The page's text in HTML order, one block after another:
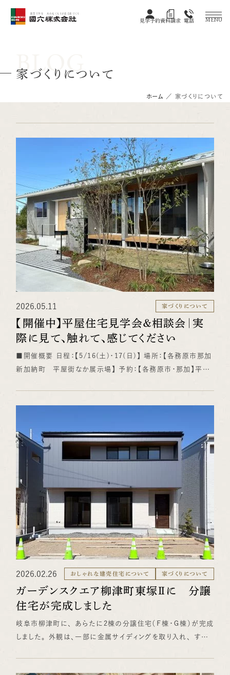
創業128年 木のぬくもりが宿る家づくり
見学予約資料請求 電話 MENU
家づくりについて
BLOG
ホーム ／ 家づくりについて
2026.05.11 家づくりについて
【開催中】平屋住宅見学会＆相談会｜実
際に見て、触れて、感じてください
■開催概要 日程：【5/16(土)・17(日)】 場所：【各務原市那加
新加納町 平屋街なか展示場】 予約：【各務原市・那加】平屋
す。 実際の生活空間をそのままご体験いただけるのが最大の
特徴です。 【見どころポイント】 開放感あふれるリビング空間：
天井高を活かした設計で、実際の広がりを体感できます。数字
の「○帖」ではわからない「体感面積」を感じてみてください。
こだわりの水回り動線：洗面・脱衣・浴室・洗濯のつながりを実
際に歩いて確かめられます。「これが便利！」とご納得いただけ
るはずです。 外と内がつながる設計：庭やウッドデッキとリビン
グの続き感。写真ではなかなか伝わらない、実物ならではの
「気持ちよさ」があります。 収納の使いやすさ：家族の荷物をど
こにどうしまうか。実際の収納スペースの配置と容量を確認い
ただけます。 【相談会では、こんなことを話せます】 見学と同
ます。「まだ検討段階」「何から聞けばいいかわからない」という
方こそ、ぜひご参加ください。 【よくあるご相談内容】 「予算は
どのくらい必要？ローンは組める？」 「土地から探しているが、
平屋に向いた土地の選び方は？」 「2階建てと平屋、トータルコ
2026.02.26 おしゃれな建売住宅について 家づくりについて
ガーデンスクエア柳津町東塚Ⅱに 分譲
住宅が完成しました
岐阜市柳津町に、 あらたに2棟の分譲住宅（Ｆ棟・Ｇ棟）が完成
しました。 外観は、一部に金属サイディングを取り入れ、 すっ